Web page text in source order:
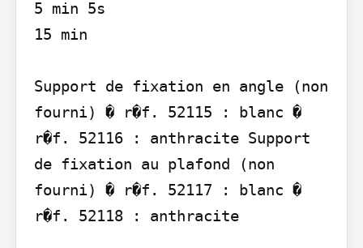
5 min 5s
15 min
Support de fixation en angle (non
fourni) � r�f. 52115 : blanc �
r�f. 52116 : anthracite Support
de fixation au plafond (non
fourni) � r�f. 52117 : blanc �
r�f. 52118 : anthracite